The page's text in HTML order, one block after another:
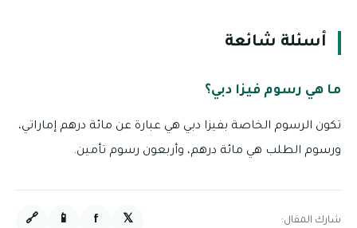
أسئلة شائعة
ما هي رسوم فيزا دبي؟
تكون الرسوم الخاصة بفيزا دبي هي عبارة عن مائة درهم إماراتي،
ورسوم الطلب هي مائة درهم، وأربعون رسوم تأمين.
شارك المقال: 𝕏
f
📱
🔗